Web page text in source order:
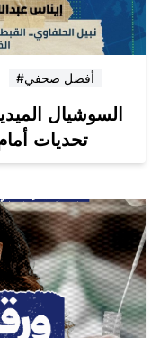
#أفضل صحفي
السوشيال
تحديات